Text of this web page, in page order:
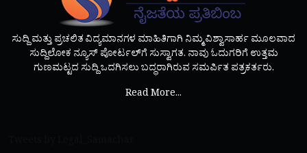
ಸುದ್ದಿ ಮತ್ತು ಪ್ರಚಲಿತ ವಿದ್ಯಮಾನಗಳ ಮಾಹಿತಿಗಾಗಿ ನಿಮ್ಮ ವಿಶ್ವಾಸಾರ್ಹ ಮೂಲವಾದ
ಸುದ್ದಿಲೋಕ ನ್ಯೂಸ್ ಪೋರ್ಟಲ್‌ಗೆ ಸುಸ್ವಾಗತ. ನಾವು ಓದುಗರಿಗೆ ಉತ್ತಮ
ಗುಣಮಟ್ಟದ ಸುದ್ದಿ ಒದಗಿಸಲು ಬದ್ಧರಾಗಿರುವ ಸಮರ್ಪಿತ ಪತ್ರಕರ್ತರು.
Read More...